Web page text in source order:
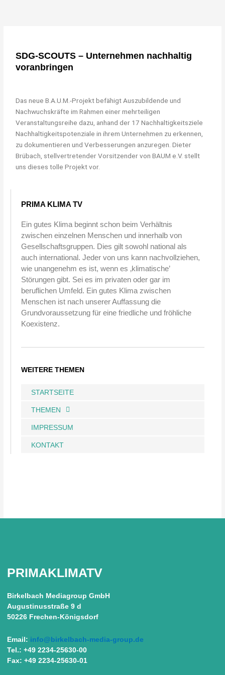
Erfindung ist
mit dem
Angenehmen so
innig
verbunden, wie
beim Fahrrad."
SDG-SCOUTS – Unternehmen nachhaltig
voranbringen
Das neue B.A.U.M.-Projekt befähigt Auszubildende und
Nachwuchskräfte im Rahmen einer mehrteiligen
Veranstaltungsreihe dazu, anhand der 17 Nachhaltigkeitsziele
Nachhaltigkeitspotenziale in ihrem Unternehmen zu erkennen,
zu dokumentieren und Verbesserungen anzuregen. Dieter
Brübach, stellvertretender Vorsitzender von BAUM e.V. stellt
uns dieses tolle Projekt vor.
PRIMA KLIMA TV
Ein gutes Klima beginnt schon beim Verhältnis
zwischen einzelnen Menschen und innerhalb von
Gesellschaftsgruppen. Dies gilt sowohl national als
auch international. Jeder von uns kann nachvollziehen,
wie unangenehm es ist, wenn es ‚klimatische’
Störungen gibt. Sei es im privaten oder gar im
beruflichen Umfeld. Ein gutes Klima zwischen
Menschen ist nach unserer Auffassung die
Grundvoraussetzung für eine friedliche und fröhliche
Koexistenz.
WEITERE THEMEN
STARTSEITE
THEMEN
IMPRESSUM
KONTAKT
PRIMAKLIMATV
Birkelbach Mediagroup GmbH
Augustinusstraße 9 d
50226 Frechen-Königsdorf
Email: info@birkelbach-media-group.de
Tel.: +49 2234-25630-00
Fax: +49 2234-25630-01